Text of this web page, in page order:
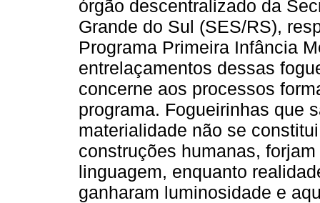
órgão descentralizado da
Grande do Sul (SES/RS),
Programa Primeira Infância
entrelaçamentos dessas
concerne aos processos
programa. Fogueirinhas que
materialidade não se
construções humanas,
linguagem, enquanto
ganharam luminosidade e